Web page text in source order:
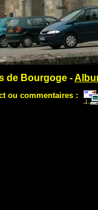
de Bourgoge -
ou commentaires :